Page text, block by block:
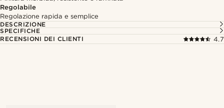
Regolabile
Regolazione rapida e semplice
DESCRIZIONE
SPECIFICHE
RECENSIONI DEI CLIENTI
4.7